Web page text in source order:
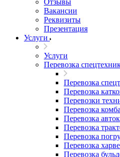
Отзывы
Вакансии
Реквизиты
Презентация
Услуги
Услуги
Перевозка
Перевозка
Перевозка
Перевозки
Перевозка
Перевозка
Перевозка
Перевозка
Перевозка
Перевозка